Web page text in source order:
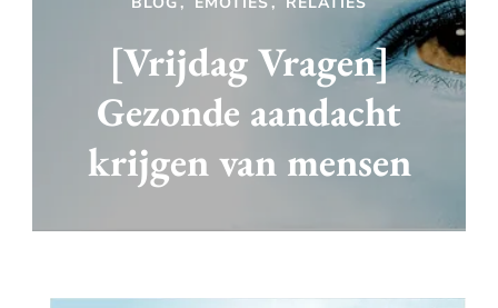
[Vrijdag Vragen]
Gezonde aandacht
krijgen van mensen